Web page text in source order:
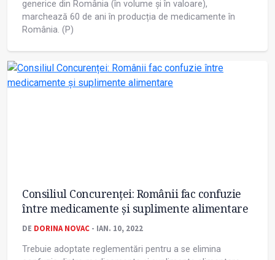
generice din România (în volume și în valoare),
marchează 60 de ani în producția de medicamente în
România. (P)
Consiliul Concurenței: Românii fac confuzie
între medicamente şi suplimente alimentare
DE DORINA NOVAC - IAN. 10, 2022
Trebuie adoptate reglementări pentru a se elimina